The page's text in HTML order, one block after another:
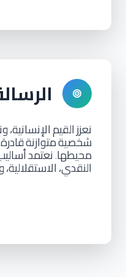
نعززالقيمالإنسانية،
شخصيةمتوازنةقادرة
محيطها. نعتمدأساليب
النقدي،الاستقلالية،